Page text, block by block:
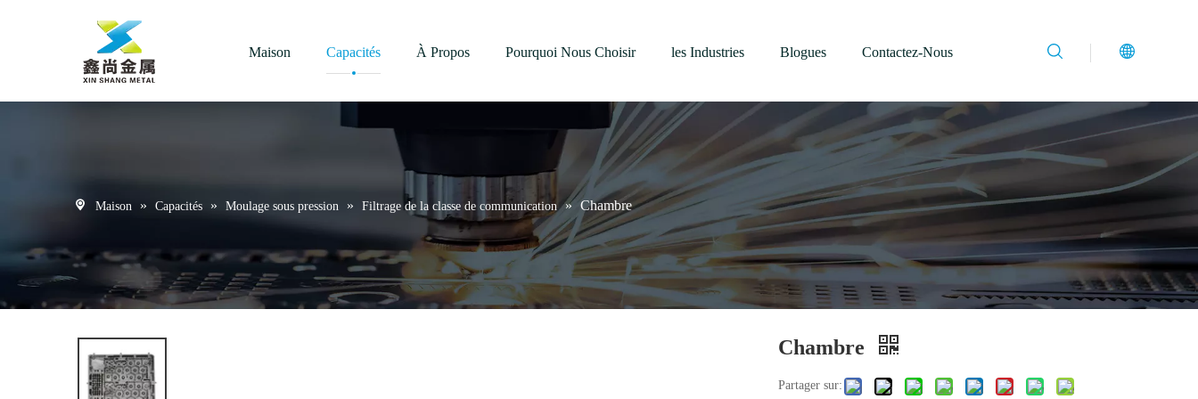
Maison Capacités À Propos Pourquoi Nous Choisir les Industries Blogues Contactez-Nous
Maison » Capacités » Moulage sous pression » Filtrage de la classe de communication » Chambre
Chambre
Partager sur: